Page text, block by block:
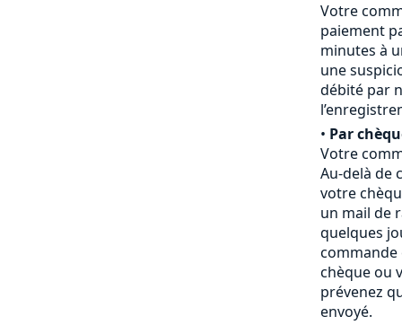
Votre
paiement
minutes à
une
débité par
• Par
Votre
Au-delà de
votre
un mail de
quelques
chèque ou
prévenez
envoyé.